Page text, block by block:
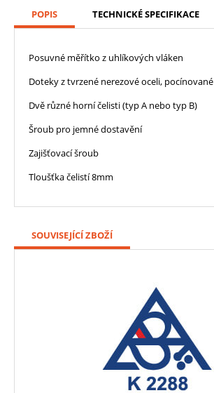
POPIS TECHNICKÉ SPECIFIKACE
Posuvné měřítko z uhlíkových vláken
Doteky z tvrzené nerezové oceli, pocínované
Dvě různé horní čelisti (typ A nebo typ B)
Šroub pro jemné dostavění
Zajišťovací šroub
Tloušťka čelistí 8mm
SOUVISEJÍCÍ ZBOŽÍ